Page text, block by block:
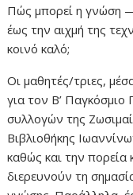
Πώς μπορεί η γνώση
έως την αιχμή της
κοινό καλό;
Οι μαθητές/τριες,
για τον Β’ Παγκόσμιο
συλλογών της
Βιβλιοθήκης
καθώς και την πορεία
διερευνούν τη